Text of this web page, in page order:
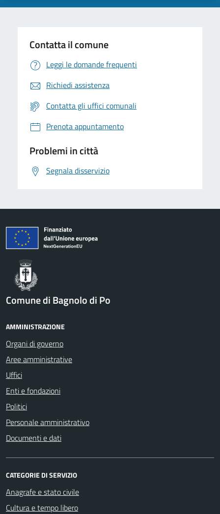
Contatta il comune
Leggi le domande frequenti
Richiedi assistenza
Contatta gli uffici comunali
Prenota appuntamento
Problemi in città
Segnala disservizio
Comune di Bagnolo di Po
AMMINISTRAZIONE
Organi di governo
Aree amministrative
Uffici
Enti e fondazioni
Politici
Personale amministrativo
Documenti e dati
CATEGORIE DI SERVIZIO
Anagrafe e stato civile
Cultura e tempo libero